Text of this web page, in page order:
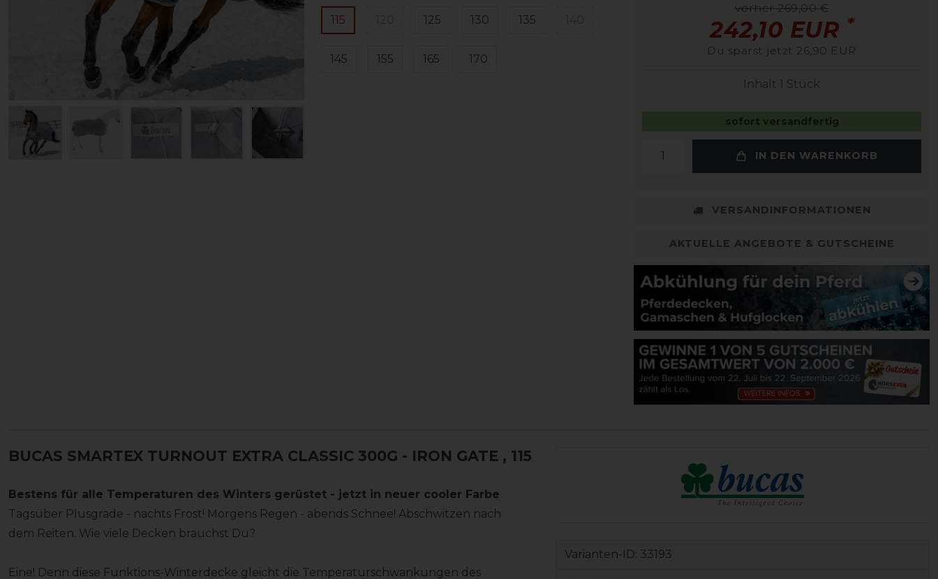
115 125 130 135
145 155 165 170
vorher 269,00 €
242,10 EUR *
Du sparst jetzt 26,90 EUR
Inhalt 1 Stück
sofort versandfertig
IN DEN WARENKORB
VERSANDINFORMATIONEN
AKTUELLE ANGEBOTE & GUTSCHEINE
BUCAS SMARTEX TURNOUT EXTRA CLASSIC 300G - IRON GATE , 115
Bestens für alle Temperaturen des Winters gerüstet - jetzt in neuer cooler Farbe
Tagsüber Plusgrade - nachts Frost! Morgens Regen - abends Schnee! Abschwitzen nach
dem Reiten. Wie viele Decken brauchst Du?
Eine! Denn diese Funktions-Winterdecke gleicht die Temperaturschwankungen des
Varianten-ID: 33193